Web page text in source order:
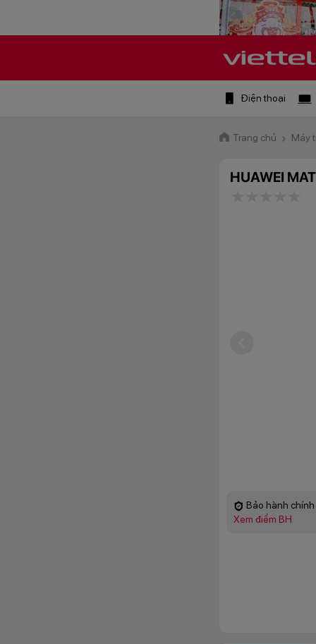
Điện thoại
Trang chủ Máy
HUAWEI
Bảo hành
Xem điểm BH